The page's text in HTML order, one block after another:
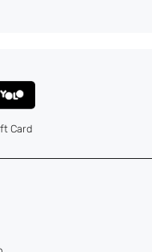
Card